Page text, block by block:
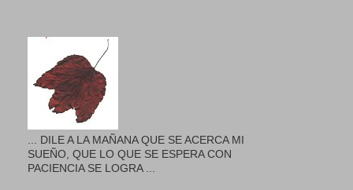
... DILE A LA MAÑANA QUE SE ACERCA MI
SUEÑO, QUE LO QUE SE ESPERA CON
PACIENCIA SE LOGRA ...